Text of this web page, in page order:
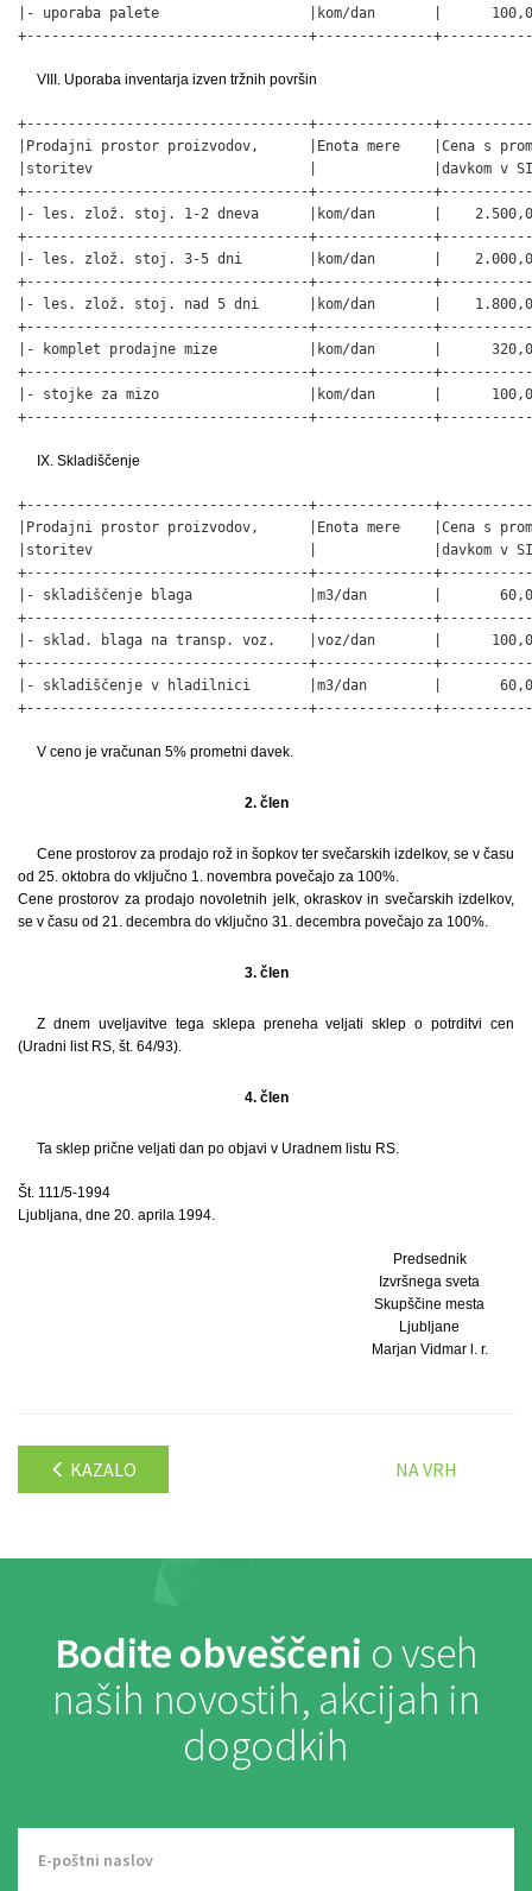
|- uporaba palete                  |kom/dan       |
+----------------------------------+--------------
VIII. Uporaba inventarja izven tržnih površin
+----------------------------------+--------------
|Prodajni prostor proizvodov,      |Enota mere    |Cena s
|storitev                          |              |davkom v
+----------------------------------+--------------
|- les. zlož. stoj. 1-2 dneva      |kom/dan       |
+----------------------------------+--------------
|- les. zlož. stoj. 3-5 dni        |kom/dan       |
+----------------------------------+--------------
|- les. zlož. stoj. nad 5 dni      |kom/dan       |
+----------------------------------+--------------
|- komplet prodajne mize           |kom/dan       |
+----------------------------------+--------------
|- stojke za mizo                  |kom/dan       |
+----------------------------------+--------------
IX. Skladiščenje
+----------------------------------+--------------
|Prodajni prostor proizvodov,      |Enota mere    |Cena s
|storitev                          |              |davkom v
+----------------------------------+--------------
|- skladiščenje blaga              |m3/dan        |
+----------------------------------+--------------
|- sklad. blaga na transp. voz.    |voz/dan       |
+----------------------------------+--------------
|- skladiščenje v hladilnici       |m3/dan        |
+----------------------------------+--------------
V ceno je vračunan 5% prometni davek.
2. člen
Cene prostorov za prodajo rož in šopkov ter svečarskih izdelkov, se v času
od 25. oktobra do vključno 1. novembra povečajo za 100%.
Cene prostorov za prodajo novoletnih jelk, okraskov in svečarskih izdelkov,
se v času od 21. decembra do vključno 31. decembra povečajo za 100%.
3. člen
Z dnem uveljavitve tega sklepa preneha veljati sklep o potrditvi cen
(Uradni list RS, št. 64/93).
4. člen
Ta sklep prične veljati dan po objavi v Uradnem listu RS.
Št. 111/5-1994
Ljubljana, dne 20. aprila 1994.
Predsednik
Izvršnega sveta
Skupščine mesta
Ljubljane
Marjan Vidmar l. r.
KAZALO NA VRH
Bodite obveščeni o vseh
naših novostih, akcijah in
dogodkih